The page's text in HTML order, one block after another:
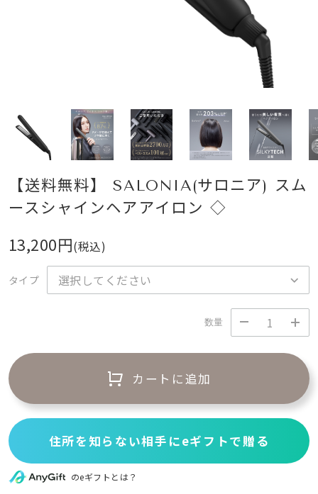
【送料無料】 SALONIA(サロニア) スム
ースシャインヘアアイロン ◇
13,200円(税込)
タイプ
数量
カートに追加
住所を知らない相手にeギフトで贈る
のeギフトとは？